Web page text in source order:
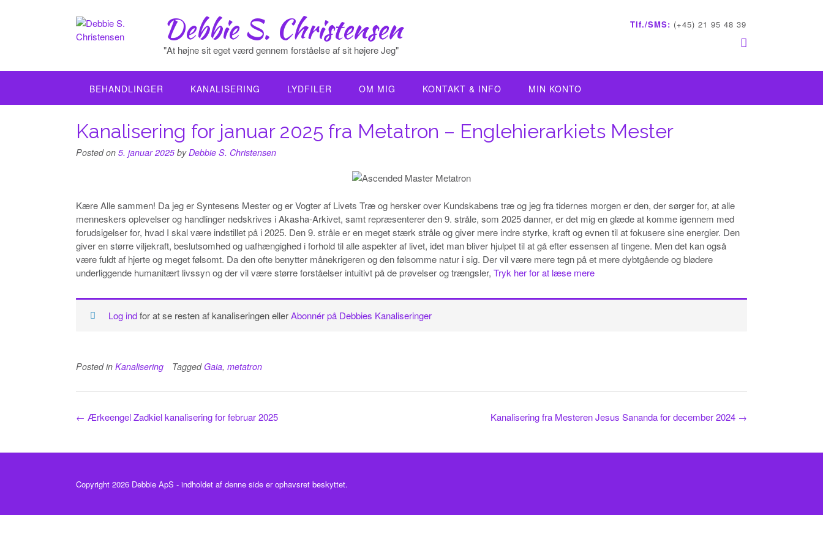
Debbie S. Christensen
"At højne sit eget værd gennem forståelse af sit højere Jeg"
Tlf./SMS: (+45) 21 95 48 39
BEHANDLINGER KANALISERING LYDFILER OM MIG KONTAKT & INFO MIN KONTO
Kanalisering for januar 2025 fra Metatron – Englehierarkiets Mester
Posted on 5. januar 2025 byDebbie S. Christensen
Kære Alle sammen! Da jeg er Syntesens Mester og er Vogter af Livets Træ og hersker over Kundskabens træ og jeg fra tidernes morgen er den, der sørger for, at alle
menneskers oplevelser og handlinger nedskrives i Akasha-Arkivet, samt repræsenterer den 9. stråle, som 2025 danner, er det mig en glæde at komme igennem med
forudsigelser for, hvad I skal være indstillet på i 2025. Den 9. stråle er en meget stærk stråle og giver mere indre styrke, kraft og evnen til at fokusere sine energier. Den
giver en større viljekraft, beslutsomhed og uafhængighed i forhold til alle aspekter af livet, idet man bliver hjulpet til at gå efter essensen af tingene. Men det kan også
være fuldt af hjerte og meget følsomt. Da den ofte benytter månekrigeren og den følsomme natur i sig. Der vil være mere tegn på et mere dybtgående og blødere
underliggende humanitært livssyn og der vil være større forståelser intuitivt på de prøvelser og trængsler, Tryk her for at læse mere
Log indfor at se resten af kanaliseringen ellerAbonnér på Debbies Kanaliseringer
Posted in Kanalisering Tagged Gaia, metatron
Post
Kanalisering fra Mesteren Jesus Sananda for december 2024 →
← Ærkeengel Zadkiel kanalisering for februar 2025
Copyright 2026 Debbie ApS - indholdet af denne side er ophavsret beskyttet.